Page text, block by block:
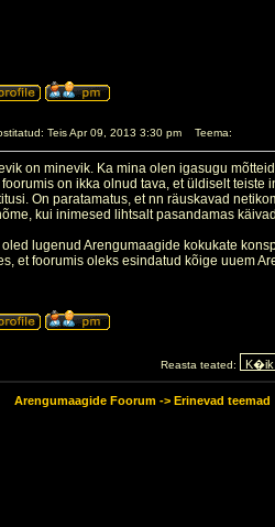
Teis Apr 09, 2013 3:30 pm Teema:
on minevik. Ka mina olen igasugu
on ikka olnud tava, et üldiselt teiste
On paratamatus, et nn räuskavad
kui inimesed lihtsalt pasandamas
oled lugenud Arengumaagide kokukate
et foorumis oleks esindatud kõige uuem
Reasta teated:
Arengumaagide Foorum -> Erinevad teemad